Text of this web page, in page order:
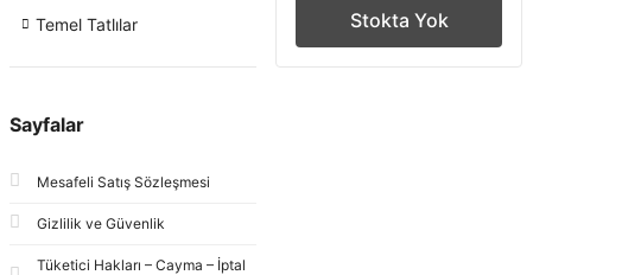
Temel Tatlılar
Sayfalar
Mesafeli Satış Sözleşmesi
Gizlilik ve Güvenlik
Tüketici Hakları – Cayma – İptal
Stokta Yok